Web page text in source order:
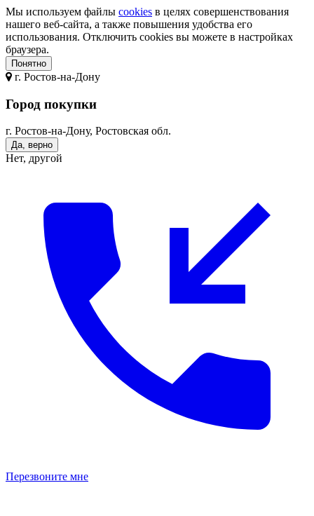
Мы используем файлы cookies в целях совершенствования
нашего веб-сайта, а также повышения удобства его
использования. Отключить cookies вы можете в настройках
браузера.
Понятно
г. Ростов-на-Дону
Город покупки
г. Ростов-на-Дону, Ростовская обл.
Да, верно
Нет, другой
Перезвоните мне